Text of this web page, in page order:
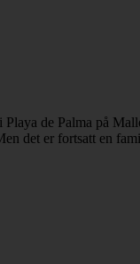
de Palma på
det er fortsatt en